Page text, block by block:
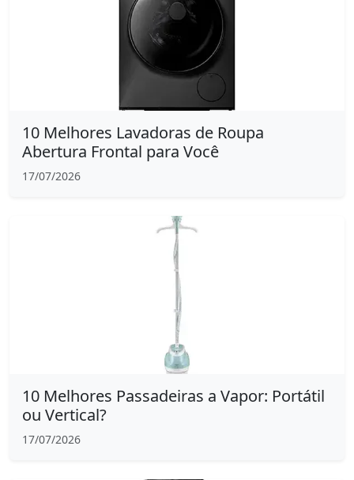
10 Melhores Lavadoras de Roupa
Abertura Frontal para Você
17/07/2026
10 Melhores Passadeiras a Vapor: Portátil
ou Vertical?
17/07/2026